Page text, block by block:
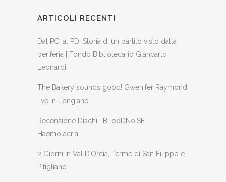
ARTICOLI RECENTI
Dal PCI al PD: Storia di un partito visto dalla
periferia | Fondo Bibliotecario Giancarlo
Leonardi
The Bakery sounds good! Gwenifer Raymond
live in Longiano
Recensione Dischi | BLooDNoISE –
Haemolacria
2 Giorni in Val D’Orcia, Terme di San Filippo e
Pitigliano